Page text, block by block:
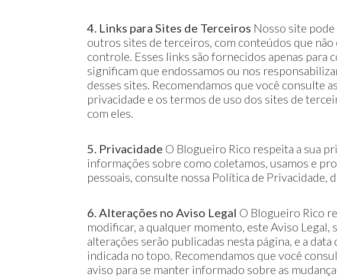
4. Links para Sites de Terceiros Nosso site
outros sites de terceiros, com conteúdos que não
controle. Esses links são fornecidos apenas para
significam que endossamos ou nos
desses sites. Recomendamos que você consulte
privacidade e os termos de uso dos sites de
com eles.
5. Privacidade O Blogueiro Rico respeita a sua
informações sobre como coletamos, usamos e
pessoais, consulte nossa Política de Privacidade,
6. Alterações no Aviso Legal O Blogueiro Rico
modificar, a qualquer momento, este Aviso Legal,
alterações serão publicadas nesta página, e a data
indicada no topo. Recomendamos que você
aviso para se manter informado sobre as